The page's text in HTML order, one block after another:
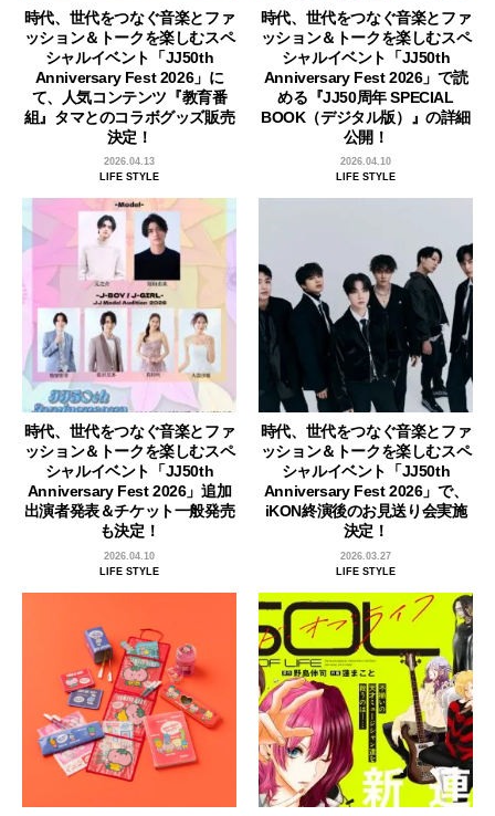
時代、世代をつなぐ音楽とファ
ッション＆トークを楽しむスペ
シャルイベント「JJ50th
Anniversary Fest 2026」に
て、人気コンテンツ『教育番
組』タマとのコラボグッズ販売
決定！
2026.04.13
LIFE STYLE
時代、世代をつなぐ音楽とファ
ッション＆トークを楽しむスペ
シャルイベント「JJ50th
Anniversary Fest 2026」で読
める『JJ50周年 SPECIAL
BOOK（デジタル版）』の詳細
公開！
2026.04.10
LIFE STYLE
時代、世代をつなぐ音楽とファ
ッション＆トークを楽しむスペ
シャルイベント「JJ50th
Anniversary Fest 2026」追加
出演者発表＆チケット一般発売
も決定！
2026.04.10
LIFE STYLE
時代、世代をつなぐ音楽とファ
ッション＆トークを楽しむスペ
シャルイベント「JJ50th
Anniversary Fest 2026」で、
iKON終演後のお見送り会実施
決定！
2026.03.27
LIFE STYLE